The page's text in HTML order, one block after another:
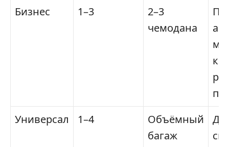
Бизнес
1–3
2–3
чемодана
Универсал
1–4
Объёмный
багаж